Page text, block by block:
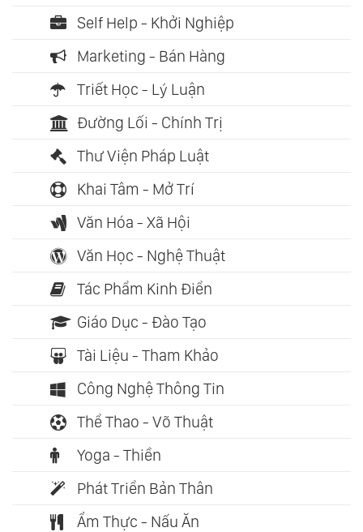
Self Help - Khởi Nghiệp
Marketing - Bán Hàng
Triết Học - Lý Luận
Đường Lối - Chính Trị
Thư Viện Pháp Luật
Khai Tâm - Mở Trí
Văn Hóa - Xã Hội
Văn Học - Nghệ Thuật
Tác Phẩm Kinh Điển
Giáo Dục - Đào Tạo
Tài Liệu - Tham Khảo
Công Nghệ Thông Tin
Thể Thao - Võ Thuật
Yoga - Thiền
Phát Triển Bản Thân
Ẩm Thực - Nấu Ăn